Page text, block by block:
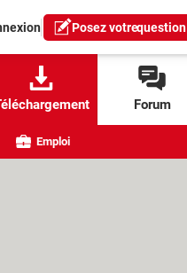
Posez votrequestion
Forum
Emploi